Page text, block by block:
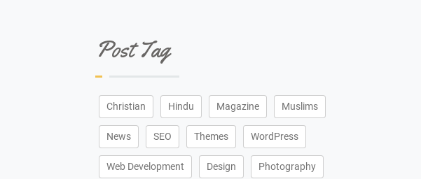
Post Tag
Christian Hindu Magazine Muslims
News SEO Themes WordPress
Web Development Design Photography